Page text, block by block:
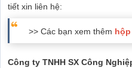
tiết xin liên hệ:
>> Các bạn xem thêm
Công ty TNHH SX Công